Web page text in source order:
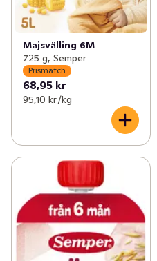
Majsvälling 6M
725 g, Semper
Prismatch
68,95 kr
95,10 kr /kg